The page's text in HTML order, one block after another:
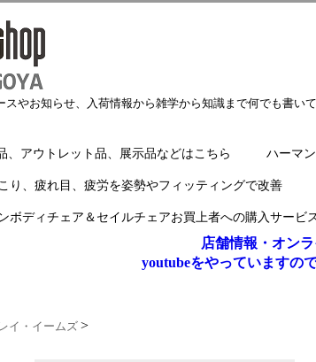
やお知らせ、入荷情報から雑学から知識まで何でも書いて
、アウトレット品、展示品などはこちら ハーマ
り、疲れ目、疲労を姿勢やフィッティングで改善
ボディチェア＆セイルチェアお買上者への購入サービ
店舗情報・オン
youtubeをやっていますの
イ・イームズ